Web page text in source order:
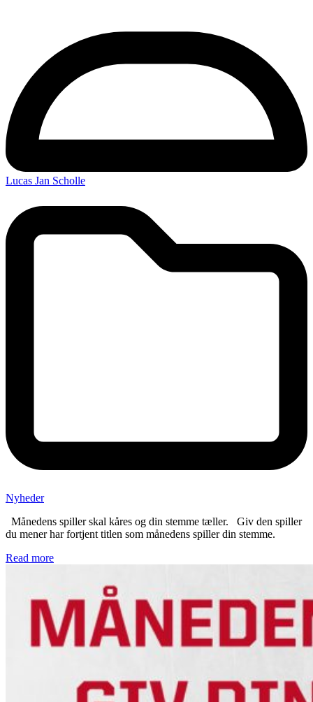
Lucas Jan Scholle
Nyheder
Månedens spiller skal kåres og din stemme tæller. Giv den spiller
du mener har fortjent titlen som månedens spiller din stemme.
Read more